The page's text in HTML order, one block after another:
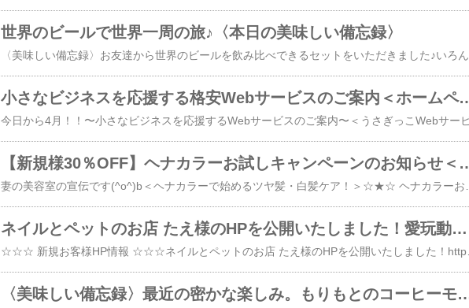
世界のビールで世界一周の旅♪〈本日の美味しい備忘録〉
小さなビジネスを応援する格安Webサービスのご案内＜ホ
【新規様30％OFF】ヘナカラーお試
ネイルとペットのお店 たえ様のHPを公開いたしました！愛玩動物飼養管理士 今井妙子 札幌市
〈美味しい備忘録〉最近の密かな楽しみ。もりもとの